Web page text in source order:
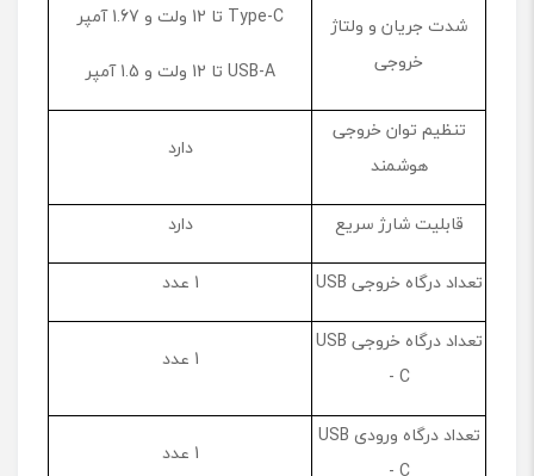
شدت جریان و ولتاژ
خروجی
Type-C تا 12 ولت و 1.67 آمپر
USB-A تا 12 ولت و 1.5 آمپر
تنظیم توان خروجی
هوشمند
دارد
قابلیت شارژ سریع
دارد
تعداد درگاه خروجی USB
1 عدد
تعداد درگاه خروجی USB
- C
1 عدد
تعداد درگاه ورودی USB
1 عدد